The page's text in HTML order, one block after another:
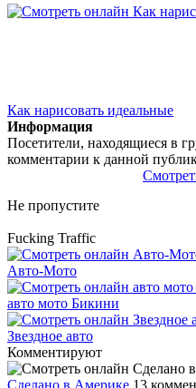
Как нарисовать идеальные
Информация
Посетители, находящиеся в
комментарии к данной
Не пропустите
Fucking Traffic
Авто-Мото
авто мото Бикини
Звездное авто
Комментируют
Сделано в Америке 13